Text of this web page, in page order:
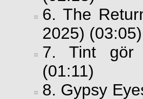
6. The
2025) (03:05)
7. Tint gör
(01:11)
8. Gypsy